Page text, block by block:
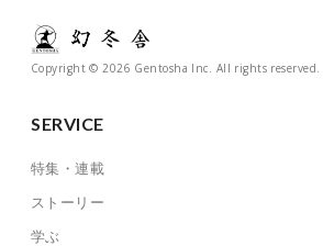
Copyright © 2026 Gentosha Inc. All rights reserved.
SERVICE
特集・連載
ストーリー
学ぶ